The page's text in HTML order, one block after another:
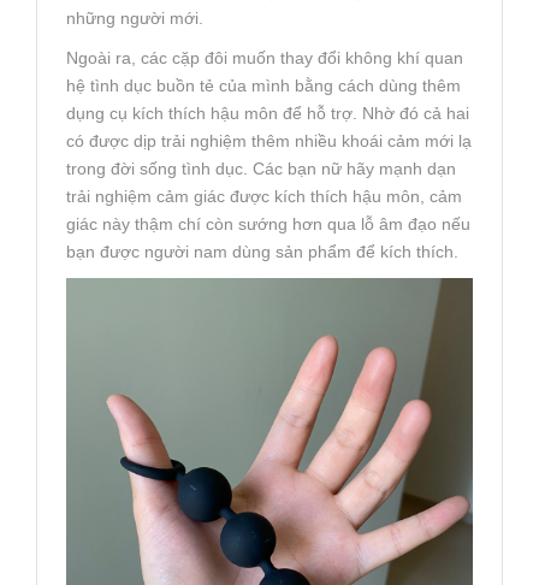
những người mới.
Ngoài ra, các cặp đôi muốn thay đổi không khí quan
hệ tình dục buồn tẻ của mình bằng cách dùng thêm
dụng cụ kích thích hậu môn để hỗ trợ. Nhờ đó cả hai
có được dịp trải nghiệm thêm nhiều khoái cảm mới lạ
trong đời sống tình dục. Các bạn nữ hãy mạnh dạn
trải nghiệm cảm giác được kích thích hậu môn, cảm
giác này thậm chí còn sướng hơn qua lỗ âm đạo nếu
bạn được người nam dùng sản phẩm để kích thích.